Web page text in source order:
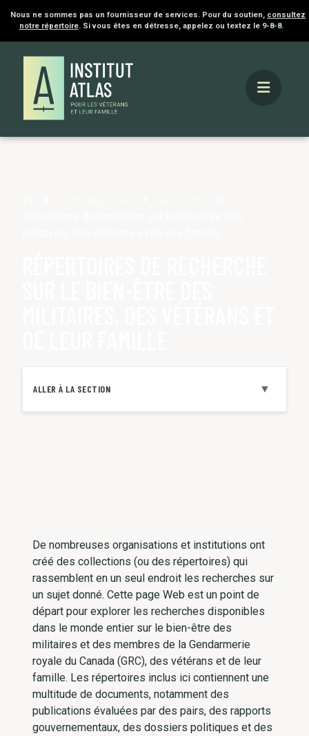
Nous ne sommes pas un fournisseur de services. Pour du soutien, consultez
notre répertoire. Si vous êtes en détresse, appelez ou textez le 9-8-8.
ALLER À LA SECTION ▼
De nombreuses organisations et institutions ont
créé des collections (ou des répertoires) qui
rassemblent en un seul endroit les recherches sur
un sujet donné. Cette page Web est un point de
départ pour explorer les recherches disponibles
dans le monde entier sur le bien-être des
militaires et des membres de la Gendarmerie
royale du Canada (GRC), des vétérans et de leur
famille. Les répertoires inclus ici contiennent une
multitude de documents, notamment des
publications évaluées par des pairs, des rapports
gouvernementaux, des dossiers politiques et des